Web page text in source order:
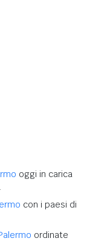
oggi in carica
con i paesi di
ordinate